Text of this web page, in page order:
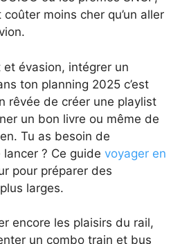
moins cher qu’un aller
évasion, intégrer un
ton planning 2025 c’est
rêvée de créer une playlist
un bon livre ou même de
Tu as besoin de
? Ce guide voyager en
pour préparer des
larges.
encore les plaisirs du rail,
un combo train et bus